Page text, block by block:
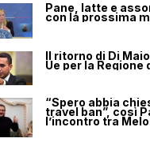
Pane, latte e
con la prossima
Il ritorno di Di
Ue per la
“Spero abbia
travel ban”, così
l’incontro tra